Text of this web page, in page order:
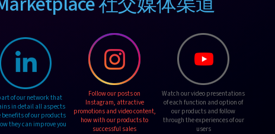
of our network that
in detail all aspects
benefits of our products
they can improve you
Follow our posts on
Instagram, attractive
promotions and video content,
how with our products to
successful sales
Watch our video presentations
of each function and option of
our products and follow
through the experiences of our
users